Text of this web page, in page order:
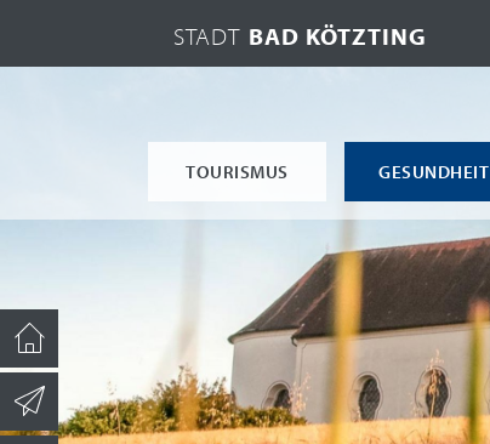
STADT BAD KÖTZTING
TOURISMUS GESUNDHEIT